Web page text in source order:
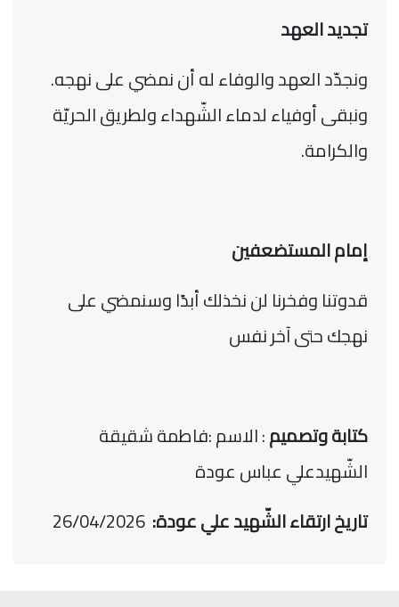
تجديد العهد
ونجدّد العهد والوفاء له أن نمضي على نهجه.
ونبقى أوفياء لدماء الشّهداء ولطريق الحريّة
والكرامة.
إمام المستضعفين
قدوتنا وفخرنا لن نخذلك أبدًا وسنمضي على
نهجك حتى آخر نفس
كتابة وتصميم: الاسم :فاطمة شقيقة
الشّهيدعلي عباس عودة
تاريخ ارتقاء الشّهيد علي عودة: